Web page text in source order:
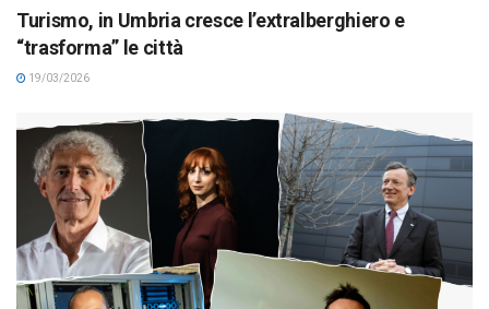
Turismo, in Umbria cresce l’extralberghiero e
“trasforma” le città
19/03/2026